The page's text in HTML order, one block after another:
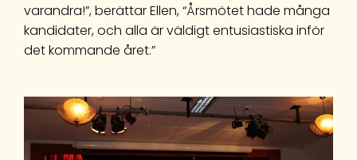
varandra!”, berättar Ellen, “Årsmötet hade många
kandidater, och alla är väldigt entusiastiska inför
det kommande året.”